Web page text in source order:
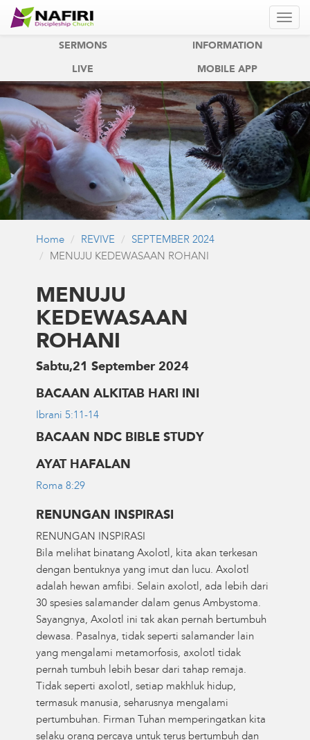
REVIVE
SERMONS INFORMATION
LIVE MOBILE APP
Home REVIVE
SEPTEMBER 2024
MENUJU KEDEWASAAN ROHANI
MENUJU
KEDEWASAAN
ROHANI
Sabtu,21 September 2024
BACAAN ALKITAB HARI INI
Ibrani 5:11-14
BACAAN NDC BIBLE STUDY
AYAT HAFALAN
Roma 8:29
RENUNGAN INSPIRASI
RENUNGAN INSPIRASI
Bila melihat binatang Axolotl, kita akan terkesan
dengan bentuknya yang imut dan lucu. Axolotl
adalah hewan amfibi. Selain axolotl, ada lebih dari
30 spesies salamander dalam genus Ambystoma.
Sayangnya, Axolotl ini tak akan pernah bertumbuh
dewasa. Pasalnya, tidak seperti salamander lain
yang mengalami metamorfosis, axolotl tidak
pernah tumbuh lebih besar dari tahap remaja.
Tidak seperti axolotl, setiap makhluk hidup,
termasuk manusia, seharusnya mengalami
pertumbuhan. Firman Tuhan memperingatkan kita
selaku orang percaya untuk terus bertumbuh dan